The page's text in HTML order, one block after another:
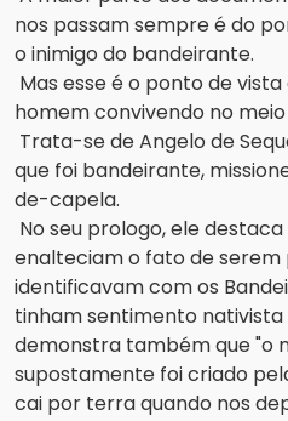
nos passam sempre é do
o inimigo do bandeirante.
Mas esse é o ponto de
homem convivendo no
Trata-se de Angelo de
que foi bandeirante,
de-capela.
No seu prologo, ele
enalteciam o fato de serem
identificavam com os
tinham sentimento nativista
demonstra também que "o
supostamente foi criado
cai por terra quando nos